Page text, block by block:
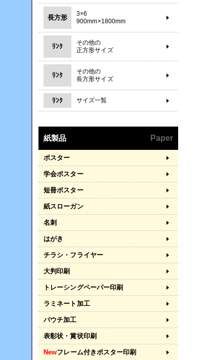
長方形
3×6
900mm×1800mm
ﾘﾝｸ
その他の
正方形サイズ
ﾘﾝｸ
その他の
長方形サイズ
ﾘﾝｸ サイズ一覧
紙製品 Paper
ポスター
学会ポスター
短冊ポスター
紙スローガン
名刺
はがき
チラシ・フライヤー
大判印刷
トレーシングペーパー印刷
ラミネート加工
パウチ加工
表彰状・賞状印刷
Newフレーム付きポスター印刷